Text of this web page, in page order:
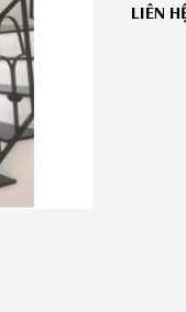
LIÊN